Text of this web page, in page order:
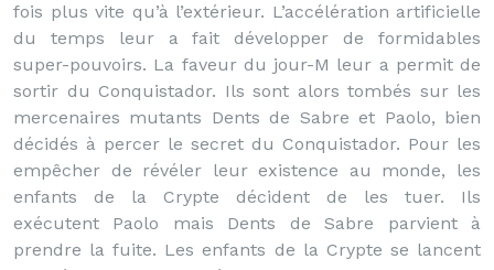
fois plus vite qu’à l’extérieur. L’accélération artificielle
du temps leur a fait développer de formidables
super-pouvoirs. La faveur du jour-M leur a permit de
sortir du Conquistador. Ils sont alors tombés sur les
mercenaires mutants Dents de Sabre et Paolo, bien
décidés à percer le secret du Conquistador. Pour les
empêcher de révéler leur existence au monde, les
enfants de la Crypte décident de les tuer. Ils
exécutent Paolo mais Dents de Sabre parvient à
prendre la fuite. Les enfants de la Crypte se lancent